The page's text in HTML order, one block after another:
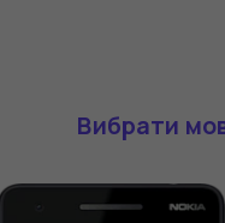
Вибрати